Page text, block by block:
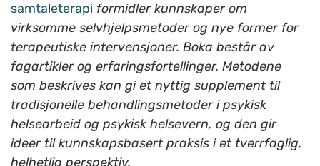
samtaleterapi formidler kunnskaper om
virksomme selvhjelpsmetoder og nye former for
terapeutiske intervensjoner. Boka består av
fagartikler og erfaringsfortellinger. Metodene
som beskrives kan gi et nyttig supplement til
tradisjonelle behandlingsmetoder i psykisk
helsearbeid og psykisk helsevern, og den gir
ideer til kunnskapsbasert praksis i et tverrfaglig,
helhetlig perspektiv.